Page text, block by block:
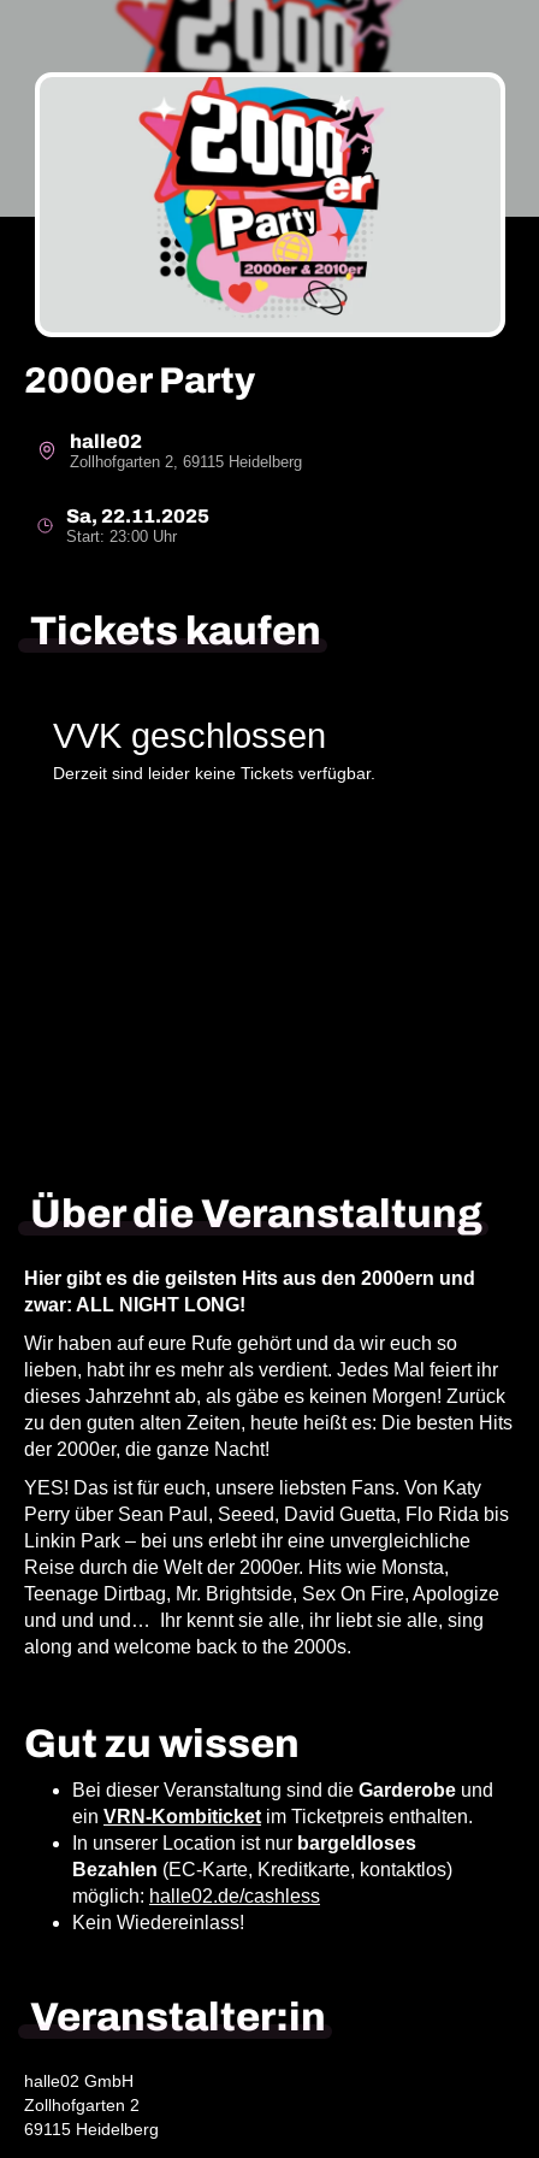
2000er Party
halle02
Zollhofgarten 2, 69115 Heidelberg
Sa, 22.11.2025
Start: 23:00 Uhr
Tickets kaufen
VVK geschlossen
Derzeit sind leider keine Tickets verfügbar.
Über die Veranstaltung
Hier gibt es die geilsten Hits aus den 2000ern und
zwar: ALL NIGHT LONG!
Wir haben auf eure Rufe gehört und da wir euch so
lieben, habt ihr es mehr als verdient. Jedes Mal feiert ihr
dieses Jahrzehnt ab, als gäbe es keinen Morgen! Zurück
zu den guten alten Zeiten, heute heißt es: Die besten Hits
der 2000er, die ganze Nacht!
YES! Das ist für euch, unsere liebsten Fans. Von Katy
Perry über Sean Paul, Seeed, David Guetta, Flo Rida bis
Linkin Park – bei uns erlebt ihr eine unvergleichliche
Reise durch die Welt der 2000er. Hits wie Monsta,
Teenage Dirtbag, Mr. Brightside, Sex On Fire, Apologize
und und und… Ihr kennt sie alle, ihr liebt sie alle, sing
along and welcome back to the 2000s.
Gut zu wissen
Bei dieser Veranstaltung sind die Garderobe und
ein VRN-Kombiticket im Ticketpreis enthalten.
In unserer Location ist nur bargeldloses
Bezahlen (EC-Karte, Kreditkarte, kontaktlos)
möglich: halle02.de/cashless
Kein Wiedereinlass!
Veranstalter:in
halle02 GmbH
Zollhofgarten 2
69115 Heidelberg